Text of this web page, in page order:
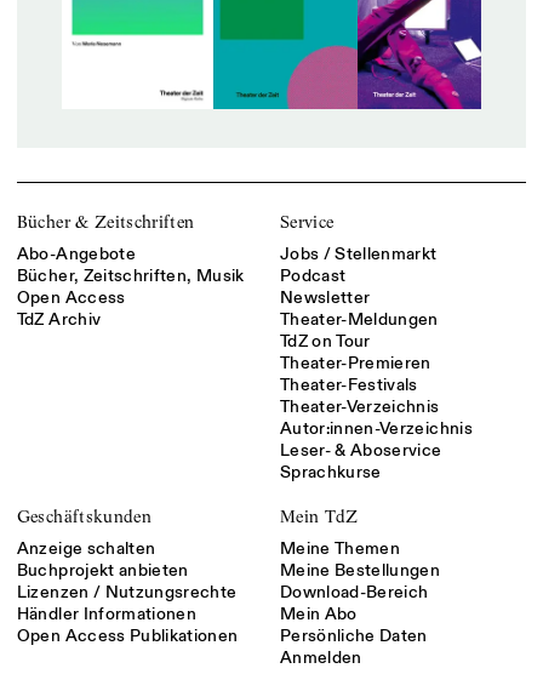
Bücher & Zeitschriften
Abo-Angebote
Bücher, Zeitschriften, Musik
Open Access
TdZ Archiv
Service
Jobs / Stellenmarkt
Podcast
Newsletter
Theater-Meldungen
TdZ on Tour
Theater-Premieren
Theater-Festivals
Theater-Verzeichnis
Autor:innen-Verzeichnis
Leser- & Aboservice
Sprachkurse
Geschäftskunden
Anzeige schalten
Buchprojekt anbieten
Lizenzen / Nutzungsrechte
Händler Informationen
Open Access Publikationen
Mein TdZ
Meine Themen
Meine Bestellungen
Download-Bereich
Mein Abo
Persönliche Daten
Anmelden